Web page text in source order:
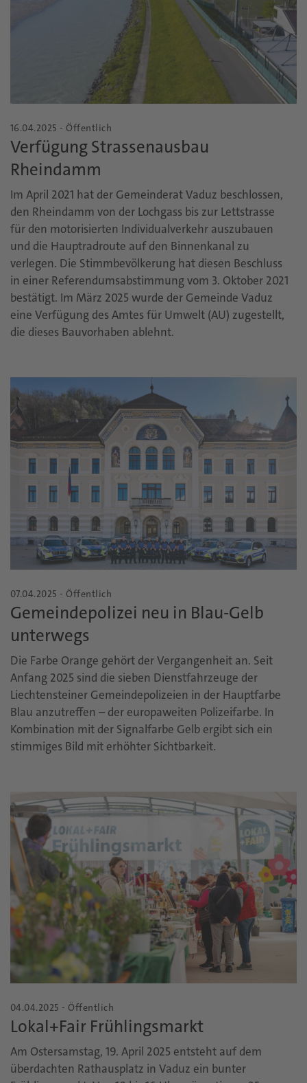
16.04.2025 - Öffentlich
Verfügung Strassenausbau
Rheindamm
Im April 2021 hat der Gemeinderat Vaduz beschlossen,
den Rheindamm von der Lochgass bis zur Lettstrasse
für den motorisierten Individualverkehr auszubauen
und die Hauptradroute auf den Binnenkanal zu
verlegen. Die Stimmbevölkerung hat diesen Beschluss
in einer Referendumsabstimmung vom 3. Oktober 2021
bestätigt. Im März 2025 wurde der Gemeinde Vaduz
eine Verfügung des Amtes für Umwelt (AU) zugestellt,
die dieses Bauvorhaben ablehnt.
07.04.2025 - Öffentlich
Gemeindepolizei neu in Blau-Gelb
unterwegs
Die Farbe Orange gehört der Vergangenheit an. Seit
Anfang 2025 sind die sieben Dienstfahrzeuge der
Liechtensteiner Gemeindepolizeien in der Hauptfarbe
Blau anzutreffen – der europaweiten Polizeifarbe. In
Kombination mit der Signalfarbe Gelb ergibt sich ein
stimmiges Bild mit erhöhter Sichtbarkeit.
04.04.2025 - Öffentlich
Lokal+Fair Frühlingsmarkt
Am Ostersamstag, 19. April 2025 entsteht auf dem
überdachten Rathausplatz in Vaduz ein bunter